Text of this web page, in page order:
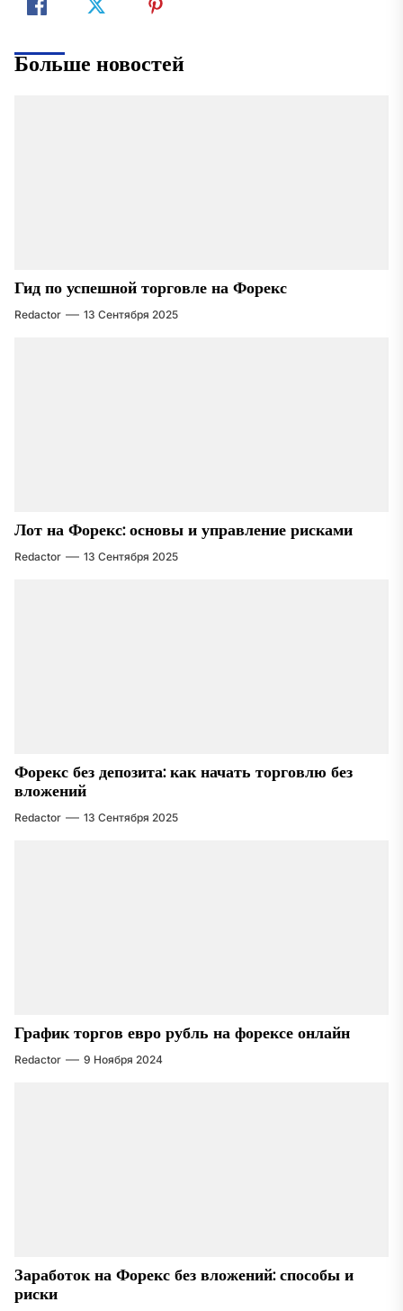
Больше новостей
Гид по успешной торговле на Форекс
Redactor 13 Сентября 2025
Лот на Форекс: основы и управление рисками
Redactor 13 Сентября 2025
Форекс без депозита: как начать торговлю без
вложений
Redactor 13 Сентября 2025
График торгов евро рубль на форексе онлайн
Redactor 9 Ноября 2024
Заработок на Форекс без вложений: способы и
риски